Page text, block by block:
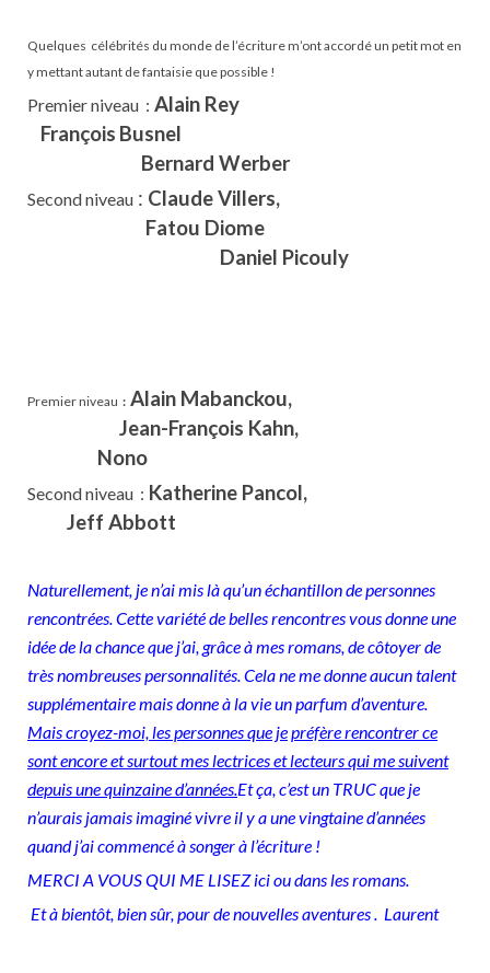
Quelques célébrités du monde de l’écriture m’ont accordé un petit mot en
y mettant autant de fantaisie que possible !
Premier niveau : Alain Rey
François Busnel
Bernard Werber
Second niveau : Claude Villers,
Fatou Diome
Daniel Picouly
Premier niveau : Alain Mabanckou,
Jean-François Kahn,
Nono
Second niveau : Katherine Pancol,
Jeff Abbott
Naturellement, je n’ai mis là qu’un échantillon de personnes
rencontrées. Cette variété de belles rencontres vous donne une
idée de la chance que j’ai, grâce à mes romans, de côtoyer de
très nombreuses personnalités. Cela ne me donne aucun talent
supplémentaire mais donne à la vie un parfum d’aventure.
Mais croyez-moi, les personnes que jepréfère rencontrer ce
sont encore et surtout mes lectrices et lecteurs qui me suivent
depuis une quinzaine d’années.Et ça, c’est un TRUC que je
n’aurais jamais imaginé vivre il y a une vingtaine d’années
quand j’ai commencé à songer à l’écriture !
MERCI A VOUS QUI ME LISEZ ici ou dans les romans.
Et à bientôt, bien sûr, pour de nouvelles aventures . Laurent